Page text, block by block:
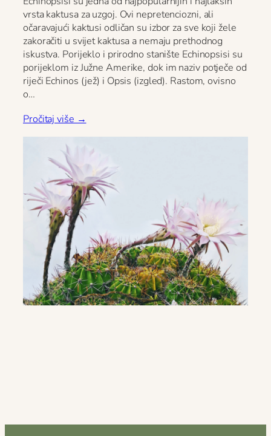
vrsta kaktusa za uzgoj. Ovi nepretenciozni, ali
očaravajući kaktusi odličan su izbor za sve koji žele
zakoračiti u svijet kaktusa a nemaju prethodnog
iskustva. Porijeklo i prirodno stanište Echinopsisi su
porijeklom iz Južne Amerike, dok im naziv potječe od
riječi Echinos (jež) i Opsis (izgled). Rastom, ovisno
o…
Pročitaj više →